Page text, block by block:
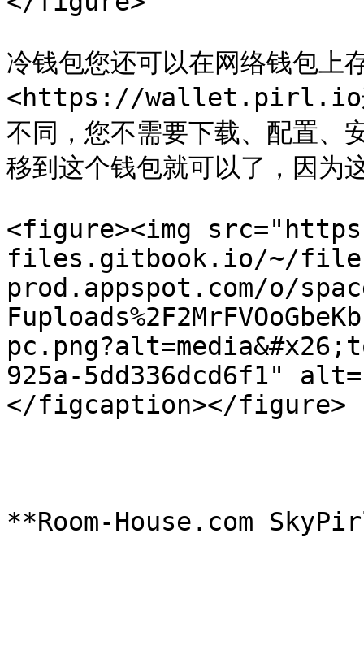
冷钱包您还可以在网络钱包上
<https://wallet.pirl.io这种
不同，您不需要下载、配置、
移到这个钱包就可以了，因为
<figure><img
files.gitbook.io/~/
prod.appspot.com/o/
925a-5dd336dcd6f1"
</figcaption></figure>
**Room-House.com